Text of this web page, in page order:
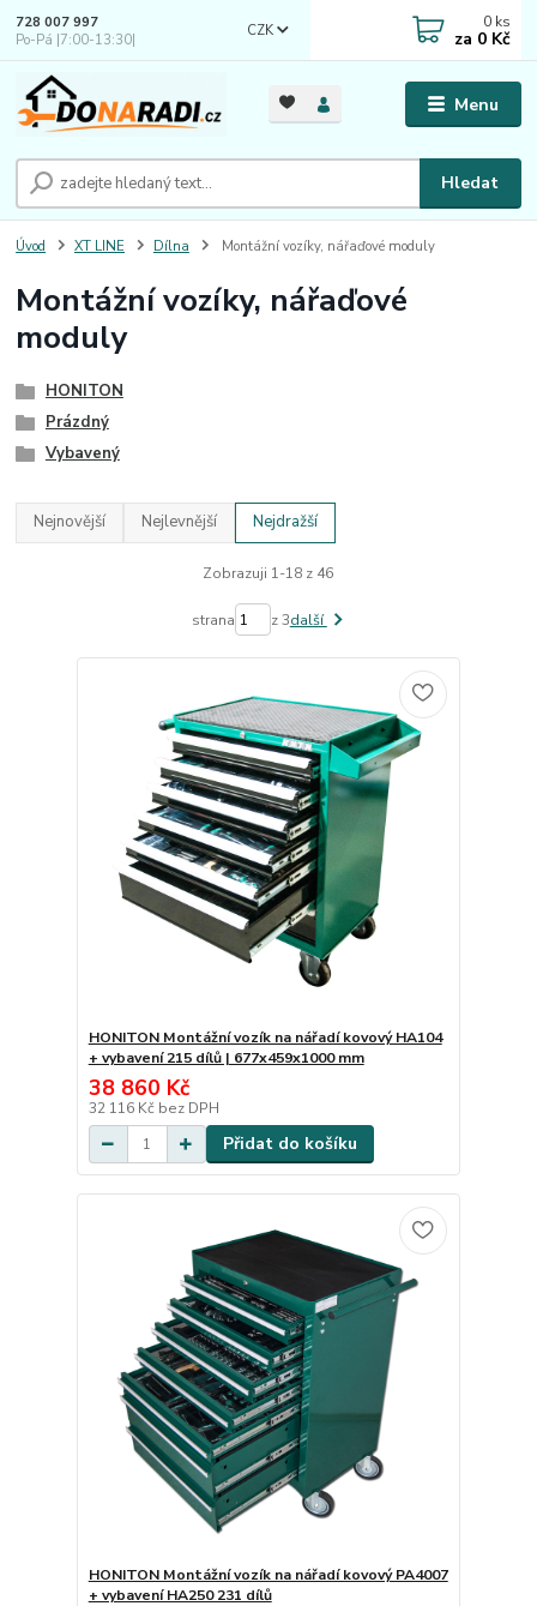
Menu
CZK
Hledat
728 007 997
Po-Pá |7:00-13:30|
0 ks
za 0 Kč
Úvod XT LINE Dílna Montážní vozíky, nářaďové moduly
Montážní vozíky, nářaďové
moduly
HONITON
Prázdný
Vybavený
Nejnovější Nejlevnější Nejdražší
Zobrazuji 1-18 z 46
strana z 3další
HONITON Montážní vozík na nářadí kovový HA104
+ vybavení 215 dílů | 677x459x1000 mm
38 860 Kč
32 116 Kč bez DPH
Přidat do košíku
HONITON Montážní vozík na nářadí kovový PA4007
+ vybavení HA250 231 dílů